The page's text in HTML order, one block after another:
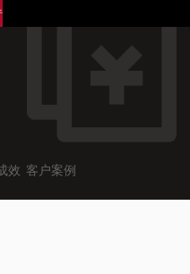
效 客户案例